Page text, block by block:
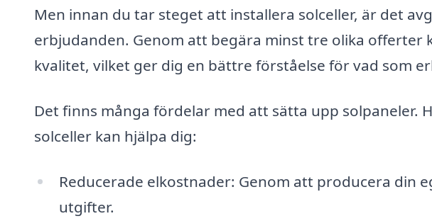
Men innan du tar steget att installera solceller, är det
erbjudanden. Genom att begära minst tre olika offerter
kvalitet, vilket ger dig en bättre förståelse för vad som
Det finns många fördelar med att sätta upp solpaneler.
solceller kan hjälpa dig:
Reducerade elkostnader: Genom att producera din
utgifter.